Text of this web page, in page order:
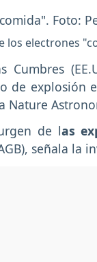
los electrones
de explosión
Nature
de las
señala la